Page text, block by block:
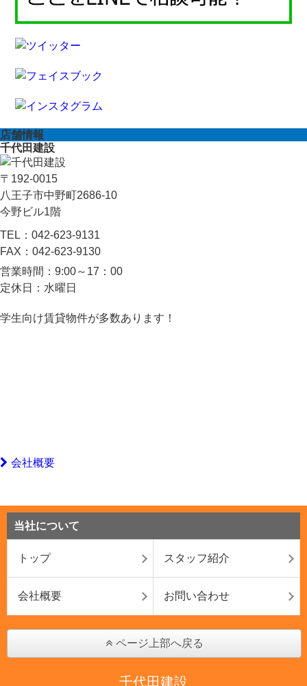
店舗情報
千代田建設
〒192-0015
八王子市中野町2686-10
今野ビル1階
TEL： 042-623-9131
FAX： 042-623-9130
営業時間： 9:00～17：00
定休日： 水曜日
学生向け賃貸物件が多数あります！
会社概要
当社について
トップ スタッフ紹介
会社概要 お問い合わせ
ページ上部へ戻る
千代田建設